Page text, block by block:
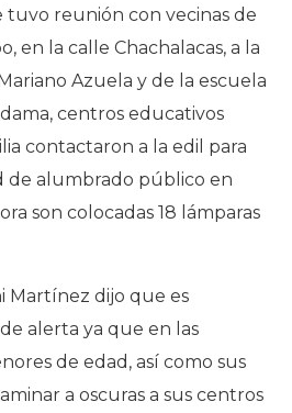
reunión con vecinas de
en la calle Chachalacas, a la
Azuela y de la escuela
centros educativos
contactaron a la edil para
de alumbrado público en
son colocadas 18 lámparas
Martínez dijo que es
alerta ya que en las
de edad, así como sus
a oscuras a sus centros